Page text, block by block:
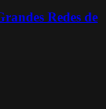
Redes de